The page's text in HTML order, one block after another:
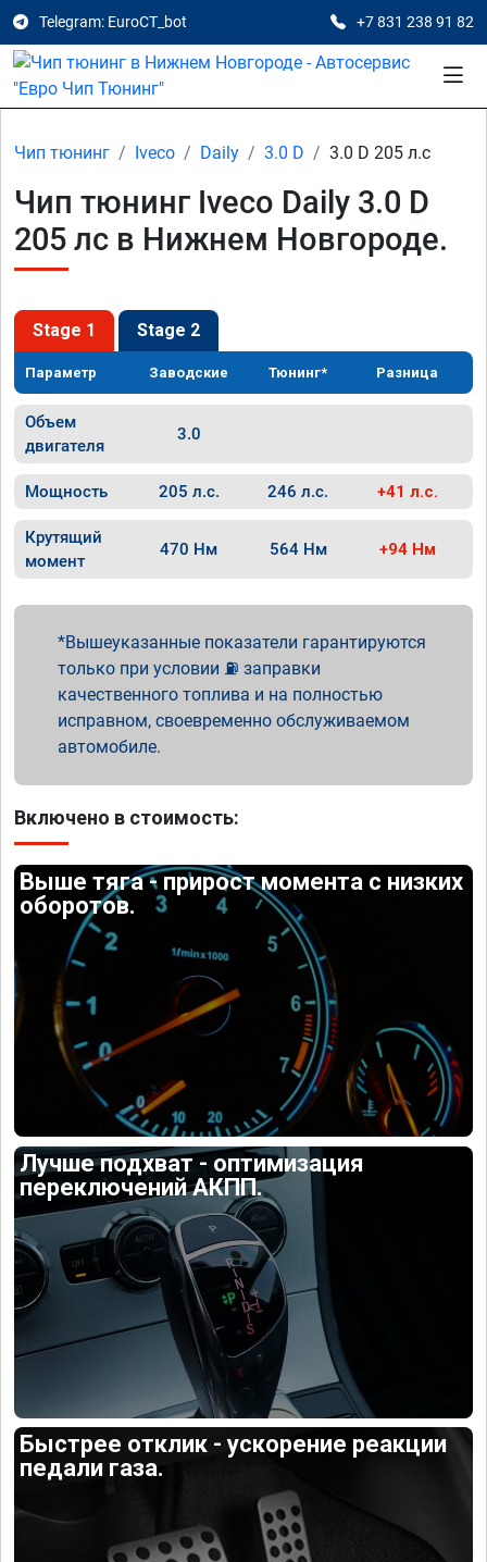
Telegram: EuroCT_bot +7 831 238 91 82
Чип тюнинг Iveco Daily 3.0 D 3.0 D 205 л.с
Чип тюнинг Iveco Daily 3.0 D
205 лс в Нижнем Новгороде.
Stage 1 Stage 2
Параметр Заводские Тюнинг* Разница
Объем
двигателя
3.0
Мощность 205 л.с. 246 л.с. +41 л.с.
Крутящий
момент
470 Нм 564 Нм +94 Нм
Вышеуказанные показатели гарантируются
только при условии ⛽ заправки
качественного топлива и на полностью
исправном, своевременно обслуживаемом
автомобиле.
Включено в стоимость:
Выше тяга - прирост момента с низких
оборотов.
Лучше подхват - оптимизация
переключений АКПП.
Быстрее отклик - ускорение реакции
педали газа.